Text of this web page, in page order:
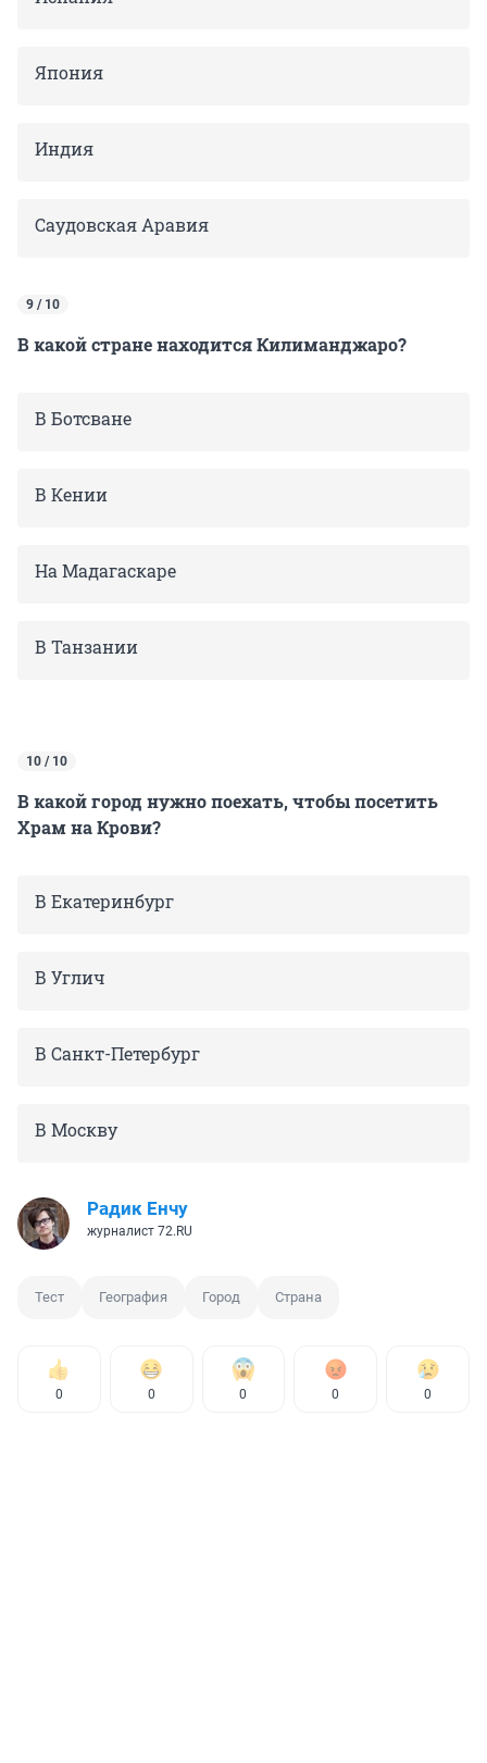
Япония
Индия
Саудовская Аравия
9 / 10
В какой стране находится Килиманджаро?
В Ботсване
В Кении
На Мадагаскаре
В Танзании
10 / 10
В какой город нужно поехать, чтобы посетить
Храм на Крови?
В Екатеринбург
В Углич
В Санкт-Петербург
В Москву
Радик Енчу
журналист 72.RU
Тест География Город Страна
0 0 0 0 0